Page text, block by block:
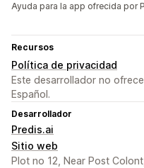
Ayuda para la app ofrecida por
Recursos
Política de privacidad
Este desarrollador no
Español.
Desarrollador
Predis.ai
Sitio web
Plot no 12, Near Post